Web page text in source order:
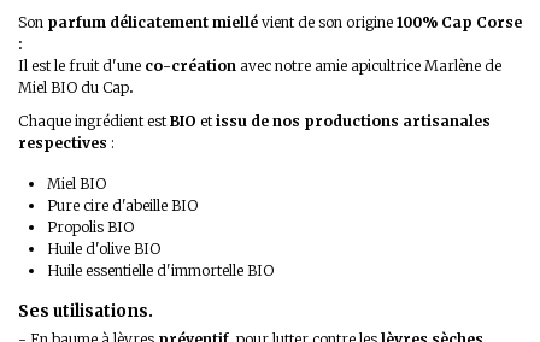
Son parfum délicatement miellé vient de son origine 100% Cap Corse
:
Il est le fruit d'une co-création avec notre amie apicultrice Marlène de
Miel BIO du Cap.
Chaque ingrédient est BIO et issu de nos productions artisanales
respectives :
Miel BIO
Pure cire d'abeille BIO
Propolis BIO
Huile d'olive BIO
Huile essentielle d'immortelle BIO
Ses utilisations.